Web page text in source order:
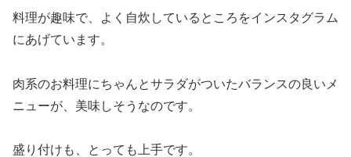
料理が趣味で、よく自炊しているところをインスタグラム
にあげています。
肉系のお料理にちゃんとサラダがついたバランスの良いメ
ニューが、美味しそうなのです。
盛り付けも、とっても上手です。